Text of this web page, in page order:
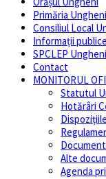
Primăria Ungheni
Consiliul Local
Informații publice
SPCLEP Ungheni
Contact
MONITORUL
Statutul
Hotărâri
Alte
Agenda